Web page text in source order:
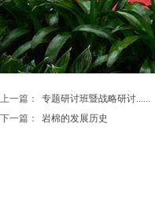
上一篇：
专题研讨班暨战略研讨......
下一篇：
岩棉的发展历史